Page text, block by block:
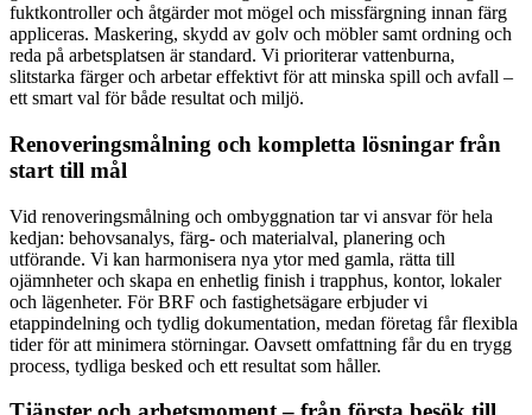
fuktkontroller och åtgärder mot mögel och missfärgning innan färg
appliceras. Maskering, skydd av golv och möbler samt ordning och
reda på arbetsplatsen är standard. Vi prioriterar vattenburna,
slitstarka färger och arbetar effektivt för att minska spill och avfall –
ett smart val för både resultat och miljö.
Renoveringsmålning och kompletta lösningar från
start till mål
Vid renoveringsmålning och ombyggnation tar vi ansvar för hela
kedjan: behovsanalys, färg- och materialval, planering och
utförande. Vi kan harmonisera nya ytor med gamla, rätta till
ojämnheter och skapa en enhetlig finish i trapphus, kontor, lokaler
och lägenheter. För BRF och fastighetsägare erbjuder vi
etappindelning och tydlig dokumentation, medan företag får flexibla
tider för att minimera störningar. Oavsett omfattning får du en trygg
process, tydliga besked och ett resultat som håller.